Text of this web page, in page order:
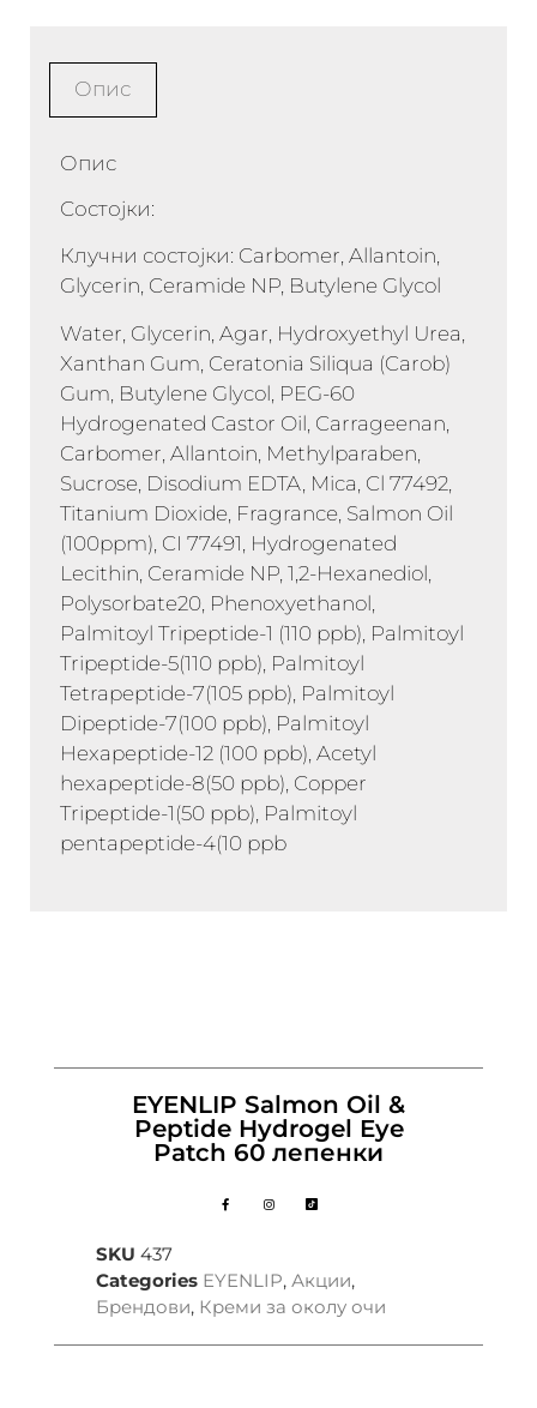
Опис
Опис
Состојки:
Клучни состојки: Carbomer, Allantoin,
Glycerin, Ceramide NP, Butylene Glycol
Water, Glycerin, Agar, Hydroxyethyl Urea,
Xanthan Gum, Ceratonia Siliqua (Carob)
Gum, Butylene Glycol, PEG-60
Hydrogenated Castor Oil, Carrageenan,
Carbomer, Allantoin, Methylparaben,
Sucrose, Disodium EDTA, Mica, Cl 77492,
Titanium Dioxide, Fragrance, Salmon Oil
(100ppm), CI 77491, Hydrogenated
Lecithin, Ceramide NP, 1,2-Hexanediol,
Polysorbate20, Phenoxyethanol,
Palmitoyl Tripeptide-1 (110 ppb), Palmitoyl
Tripeptide-5(110 ppb), Palmitoyl
Tetrapeptide-7(105 ppb), Palmitoyl
Dipeptide-7(100 ppb), Palmitoyl
Hexapeptide-12 (100 ppb), Acetyl
hexapeptide-8(50 ppb), Copper
Tripeptide-1(50 ppb), Palmitoyl
pentapeptide-4(10 ppb
EYENLIP Salmon Oil &
Peptide Hydrogel Eye
Patch 60 лепенки
SKU 437
Categories EYENLIP, Акции,
Брендови, Креми за околу очи